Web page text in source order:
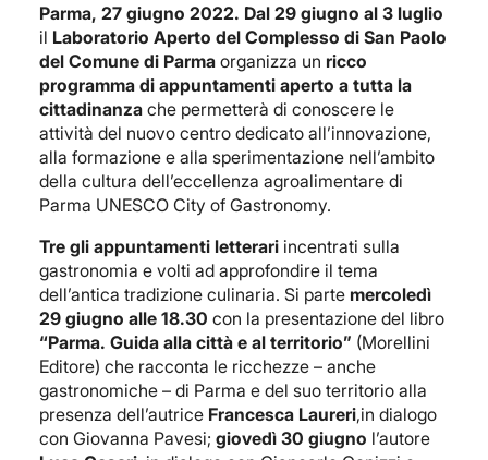
Parma, 27 giugno 2022. Dal 29 giugno al 3 luglio
il Laboratorio Aperto del Complesso di San Paolo
del Comune di Parmaorganizza un ricco
programma di appuntamenti aperto a tutta la
cittadinanza che permetterà di conoscere le
attività del nuovo centro dedicato all’innovazione,
alla formazione e alla sperimentazione nell’ambito
della cultura dell’eccellenza agroalimentare di
Parma UNESCO City of Gastronomy.
Tre gli appuntamenti letterariincentrati sulla
gastronomia e volti ad approfondire il tema
dell’antica tradizione culinaria. Si parte mercoledì
29 giugno alle 18.30 con la presentazione del libro
“Parma. Guida alla città e al territorio” (Morellini
Editore) che racconta le ricchezze – anche
gastronomiche – di Parma e del suo territorio alla
presenza dell’autrice Francesca Laureri,in dialogo
con Giovanna Pavesi; giovedì 30 giugno l’autore